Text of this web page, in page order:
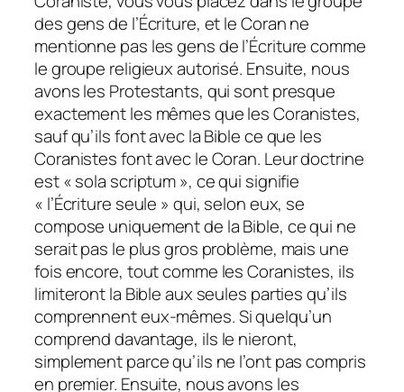
des gens de l’Écriture, et le Coran ne
mentionne pas les gens de l’Écriture comme
le groupe religieux autorisé. Ensuite, nous
avons les Protestants, qui sont presque
exactement les mêmes que les Coranistes,
sauf qu’ils font avec la Bible ce que les
Coranistes font avec le Coran. Leur doctrine
est « sola scriptum », ce qui signifie
« l’Écriture seule » qui, selon eux, se
compose uniquement de la Bible, ce qui ne
serait pas le plus gros problème, mais une
fois encore, tout comme les Coranistes, ils
limiteront la Bible aux seules parties qu’ils
comprennent eux-mêmes. Si quelqu’un
comprend davantage, ils le nieront,
simplement parce qu’ils ne l’ont pas compris
en premier. Ensuite, nous avons les